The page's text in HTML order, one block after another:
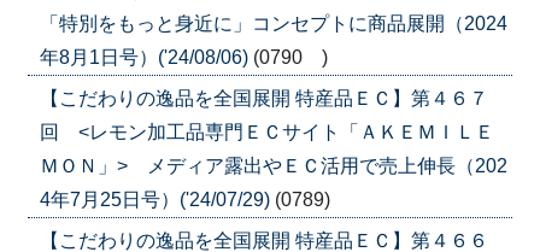
「特別をもっと身近に」コンセプトに商品展開（2024
年8月1日号）('24/08/06) (0790 )
【こだわりの逸品を全国展開 特産品ＥＣ】第４６７
回 <レモン加工品専門ＥＣサイト「ＡＫＥＭＩＬＥ
ＭＯＮ」> メディア露出やＥＣ活用で売上伸長（202
4年7月25日号）('24/07/29) (0789)
【こだわりの逸品を全国展開 特産品ＥＣ】第４６６